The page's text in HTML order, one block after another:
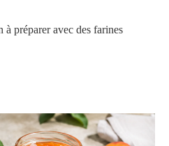
à préparer avec des farines